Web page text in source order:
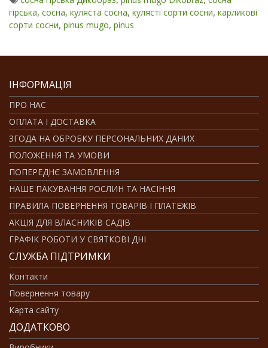
гірська, сосна, куляста сосна, кулясті сорти сосни, карликові
сорти сосни, pinus mugo, pinus
ІНФОРМАЦІЯ
ПРО НАС
ОПЛАТА І ДОСТАВКА
ЗГОДА НА ОБРОБКУ ПЕРСОНАЛЬНИХ ДАНИХ
ПОЛОЖЕННЯ ТА УМОВИ
ПОПЕРЕДНЄ ЗАМОВЛЕННЯ
НАШЕ ПАКУВАННЯ РОСЛИН ТА НАСІННЯ
ПРАВИЛА ПОВЕРНЕННЯ ТОВАРІВ І ПЛАТЕЖІВ
АКЦІЯ ДЛЯ ВЛАСНИКІВ САДІВ
ГРАФІК РОБОТИ У СВЯТКОВІ ДНІ
СЛУЖБА ПІДТРИМКИ
Контакти
Повернення товару
Карта сайту
ДОДАТКОВО